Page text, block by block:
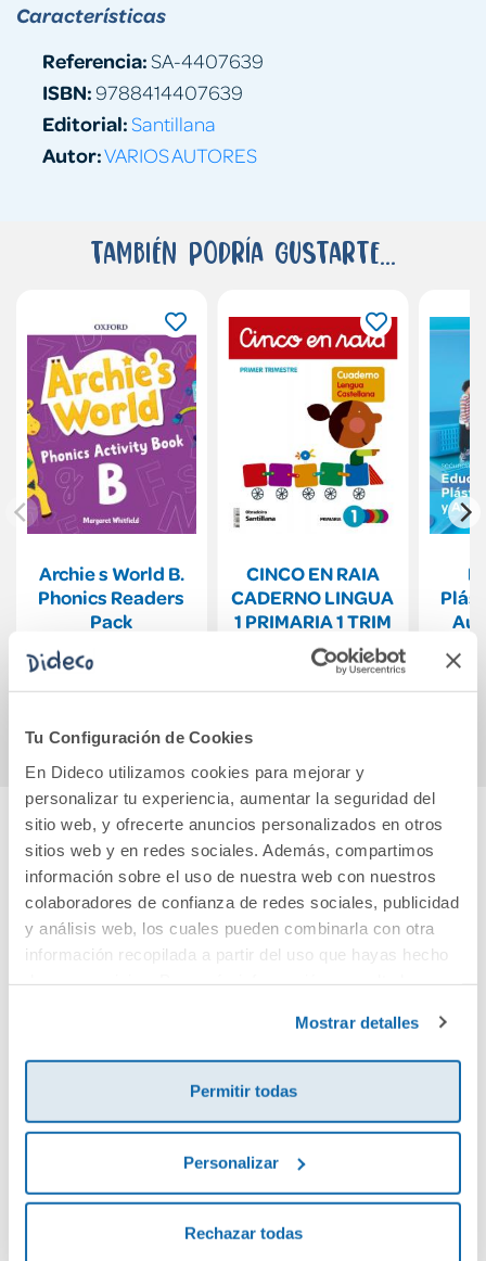
Tu Configuración de Cookies
En Dideco utilizamos cookies para mejorar y
personalizar tu experiencia, aumentar la seguridad del
sitio web, y ofrecerte anuncios personalizados en otros
sitios web y en redes sociales. Además, compartimos
información sobre el uso de nuestra web con nuestros
colaboradores de confianza de redes sociales, publicidad
y análisis web, los cuales pueden combinarla con otra
información recopilada a partir del uso que hayas hecho
Mostrar detalles
Permitir todas
Personalizar
Rechazar todas
Características
Referencia:SA-4407639
ISBN:9788414407639
Editorial:Santillana
Autor:VARIOS AUTORES
También podría gustarte...
Archie s World B.
Phonics Readers
Pack
23,48€
CINCO EN RAIA
CADERNO LINGUA
1 PRIMARIA 1 TRIM
15,78€
Cuéntanos tu opinión
¡Sé el primero en valorar este producto!
Envía tu opinión